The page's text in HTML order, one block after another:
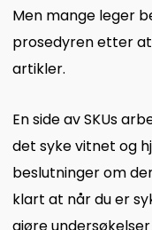
Men mange leger
prosedyren etter at
artikler.
En side av SKUs
det syke vitnet og
beslutninger om
klart at når du er
gjøre